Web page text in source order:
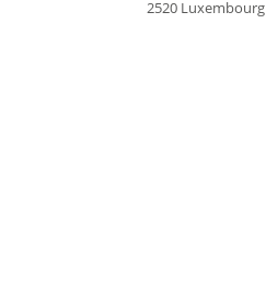
2520 Luxembourg